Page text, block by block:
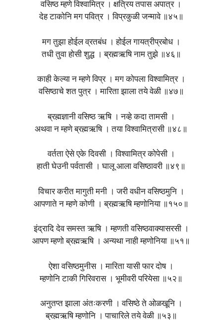
वसिष्ठ म्हणे विश्वामित्र । क्षत्रिय तपास अपात्र ।
देह टाकोनि मग पवित्र । विप्रकुळी जन्मावे ॥४५॥
मग तुझा होईल व्रतबंध । होईल गायत्रीप्रबोध ।
तधी तुवा होसी शुद्ध । ब्रह्मऋषि नाम तुझे ॥४६॥
काही केल्या न म्हणे विप्र । मग कोपला विश्वामित्र ।
वसिष्ठाचे शत पुत्र । मारिता झाला तये वेळी ॥४७॥
ब्रह्मज्ञानी वसिष्ठ ऋषि । नव्हे कदा तामसी ।
अथवा न म्हणे ब्रह्मऋषि । तया विश्वामित्रासी ॥४८॥
वर्तता ऐसे एके दिवसी । विश्वामित्र कोपेसी ।
हाती घेउनी पर्वतासी । घालू आला वसिष्ठावरी ॥४९॥
विचार करीत मागुती मनी । जरी वधीन वसिष्ठमुनि ।
आपणाते न म्हणे कोणी । ब्रह्मऋषि म्हणोनिया ॥१५०॥
इंद्रादि देव समस्त ऋषि । म्हणती वसिष्ठवाक्यासरसी ।
आपण म्हणो ब्रह्मऋषि । अन्यथा नाही म्हणोनिया ॥५१॥
ऐशा वसिष्ठमुनीस । मारिता यासी फार दोष ।
म्हणोनि टाकी गिरिवरास । भूमीवरी परियेसा ॥५२॥
अनुतप्त झाला अंतःकरणी । वसिष्ठे ते ओळखूनि ।
ब्रह्मऋषि म्हणोनि । पाचारिले तये वेळी ॥५३॥